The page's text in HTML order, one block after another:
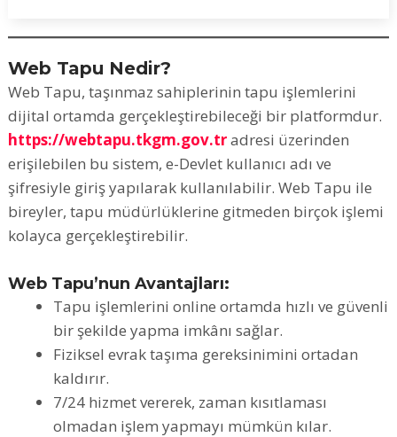
Web Tapu Nedir?
Web Tapu, taşınmaz sahiplerinin tapu işlemlerini
dijital ortamda gerçekleştirebileceği bir platformdur.
https://webtapu.tkgm.gov.tradresi üzerinden
erişilebilen bu sistem, e-Devlet kullanıcı adı ve
şifresiyle giriş yapılarak kullanılabilir. Web Tapu ile
bireyler, tapu müdürlüklerine gitmeden birçok işlemi
kolayca gerçekleştirebilir.
Web Tapu’nun Avantajları:
Tapu işlemlerini online ortamda hızlı ve güvenli
bir şekilde yapma imkânı sağlar.
Fiziksel evrak taşıma gereksinimini ortadan
kaldırır.
7/24 hizmet vererek, zaman kısıtlaması
olmadan işlem yapmayı mümkün kılar.